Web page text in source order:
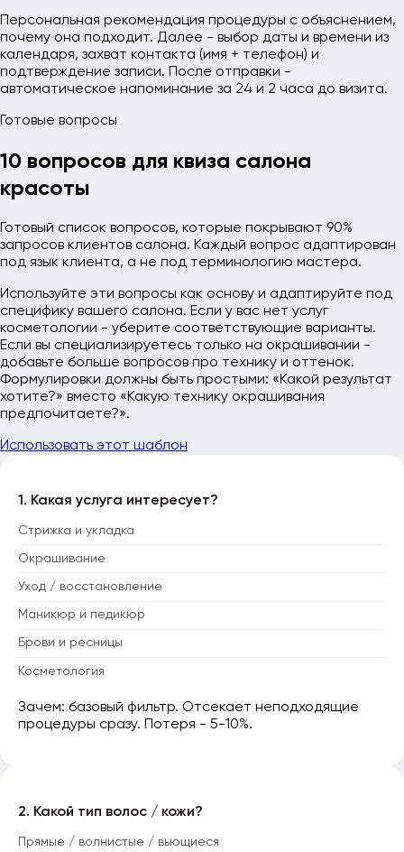
Персональная рекомендация процедуры с объяснением,
почему она подходит. Далее - выбор даты и времени из
календаря, захват контакта (имя + телефон) и
подтверждение записи. После отправки -
автоматическое напоминание за 24 и 2 часа до визита.
Готовые вопросы
10 вопросов для квиза салона
красоты
Готовый список вопросов, которые покрывают 90%
запросов клиентов салона. Каждый вопрос адаптирован
под язык клиента, а не под терминологию мастера.
Используйте эти вопросы как основу и адаптируйте под
специфику вашего салона. Если у вас нет услуг
косметологии - уберите соответствующие варианты.
Если вы специализируетесь только на окрашивании -
добавьте больше вопросов про технику и оттенок.
Формулировки должны быть простыми: «Какой результат
хотите?» вместо «Какую технику окрашивания
предпочитаете?».
Использовать этот шаблон
1. Какая услуга интересует?
Стрижка и укладка
Окрашивание
Уход / восстановление
Маникюр и педикюр
Брови и ресницы
Косметология
Зачем: базовый фильтр. Отсекает неподходящие
процедуры сразу. Потеря - 5-10%.
2. Какой тип волос / кожи?
Прямые / волнистые / вьющиеся